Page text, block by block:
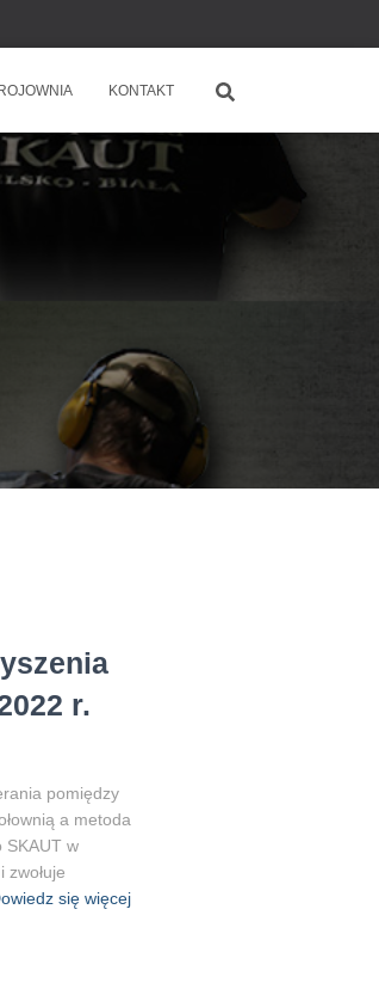
KONTAKT
r.
pomiędzy
a metoda
SKAUT w
się więcej